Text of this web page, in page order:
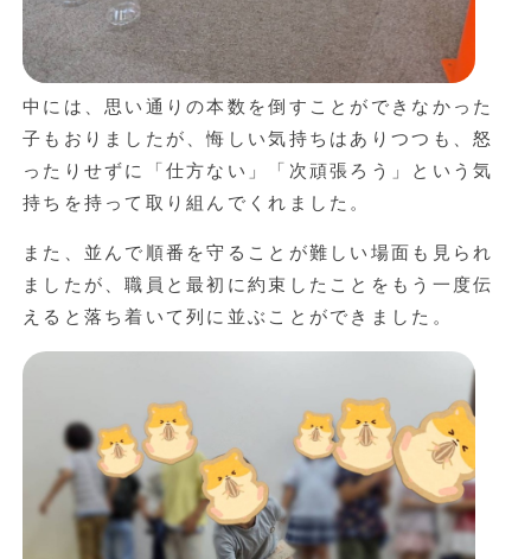
中には、思い通りの本数を倒すことができなかった
子もおりましたが、悔しい気持ちはありつつも、怒
ったりせずに「仕方ない」「次頑張ろう」という気
持ちを持って取り組んでくれました。
また、並んで順番を守ることが難しい場面も見られ
ましたが、職員と最初に約束したことをもう一度伝
えると落ち着いて列に並ぶことができました。